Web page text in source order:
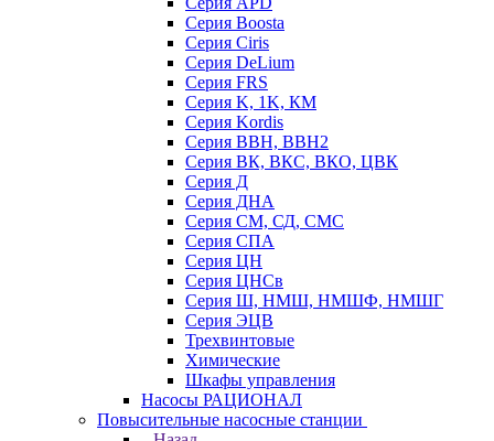
Серия Boosta
Серия Ciris
Серия DeLium
Серия FRS
Серия K, 1K, КМ
Серия Kordis
Серия ВВН, ВВН2
Серия ВК, ВКС, ВКО, ЦВК
Серия Д
Серия ДНА
Серия СМ, СД, СМС
Серия СПА
Серия ЦН
Серия ЦНСв
Серия Ш, НМШ, НМШФ, НМШГ
Серия ЭЦВ
Трехвинтовые
Химические
Шкафы управления
Насосы РАЦИОНАЛ
Повысительные насосные станции